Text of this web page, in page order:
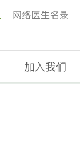
网络医生名录
加入我们